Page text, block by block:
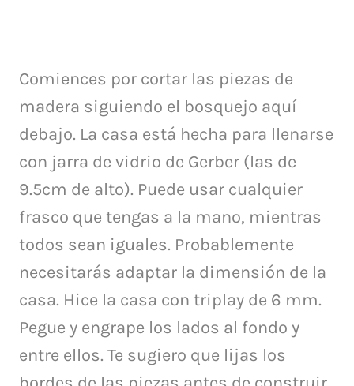
Comiences por cortar las piezas de
madera siguiendo el bosquejo aquí
debajo. La casa está hecha para llenarse
con jarra de vidrio de Gerber (las de
9.5cm de alto). Puede usar cualquier
frasco que tengas a la mano, mientras
todos sean iguales. Probablemente
necesitarás adaptar la dimensión de la
casa. Hice la casa con triplay de 6 mm.
Pegue y engrape los lados al fondo y
entre ellos. Te sugiero que lijas los